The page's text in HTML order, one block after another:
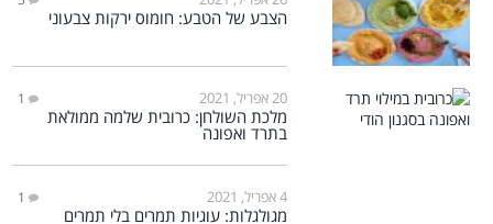
הצבע של הטבע: חומוס ירקות צבעוני
20 אפריל, 2021 1
מלכת השולחן: כרובית שלמה ממולאת
בתרד ואפונה
4 אפריל, 2021 1
מגולגלות: עוגיות תמרים בלי תמרים